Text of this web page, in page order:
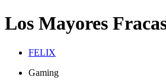
Los Mayores
FELIX
Gaming